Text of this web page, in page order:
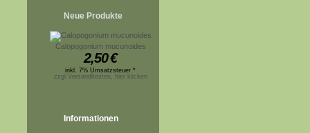
Neue Produkte
Calopogonium mucunoides
2,50€
inkl. 7% Umsatzsteuer *
zzgl.Versandkosten, hier klicken
Informationen